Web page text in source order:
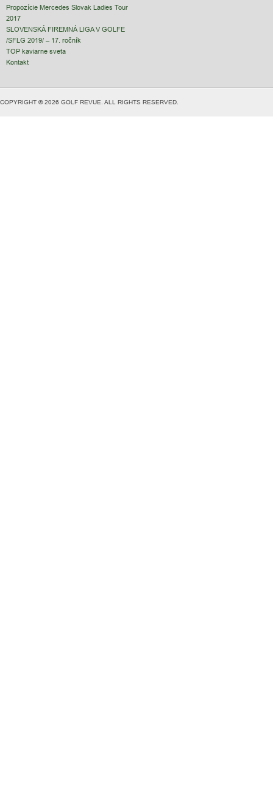
Propozície Mercedes Slovak Ladies Tour
2017
SLOVENSKÁ FIREMNÁ LIGA V GOLFE
/SFLG 2019/ – 17. ročník
TOP kaviarne sveta
Kontakt
COPYRIGHT © 2026 GOLF REVUE. ALL RIGHTS RESERVED.